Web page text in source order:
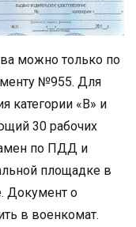
можно только по
№955. Для
категории «В» и
30 рабочих
по ПДД и
площадке в
Документ о
в военкомат.